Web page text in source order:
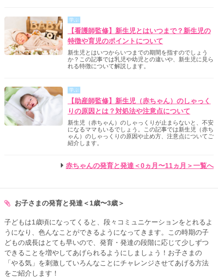
学ぶ
【看護師監修】新生児とはいつまで？新生児の
特徴や育児のポイントについて
新生児とはいつからいつまでの期間を指すのでしょう
か？この記事では乳児や幼児との違いや、新生児に見ら
れる特徴について解説します。
学ぶ
【助産師監修】新生児（赤ちゃん）のしゃっく
りの原因とは？対処法や注意点について
新生児（赤ちゃん）のしゃっくりが止まらないと、不安
になるママもいるでしょう。この記事では新生児（赤ち
ゃん）のしゃっくりの原因や止め方、注意点についてご
紹介します。
赤ちゃんの発育と発達＜0ヵ月〜11ヵ月＞一覧へ
お子さまの発育と発達＜1歳〜3歳＞
子どもは1歳頃になってくると、段々コミュニケーションをとれるよ
うになり、色んなことができるようになってきます。この時期の子
どもの成長はとても早いので、発育・発達の段階に応じて少しずつ
できることを増やしてあげられるようにしましょう！お子さまの
「やる気」を刺激していろんなことにチャレンジさせてあげる方法
をご紹介します！